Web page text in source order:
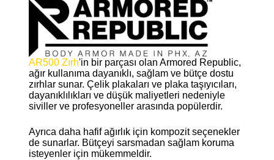
AR500 Zırh'in bir parçası olan Armored Republic,
ağır kullanıma dayanıklı, sağlam ve bütçe dostu
zırhlar sunar. Çelik plakaları ve plaka taşıyıcıları,
dayanıklılıkları ve düşük maliyetleri nedeniyle
siviller ve profesyoneller arasında popülerdir.
Ayrıca daha hafif ağırlık için kompozit seçenekler
de sunarlar. Bütçeyi sarsmadan sağlam koruma
isteyenler için mükemmeldir.